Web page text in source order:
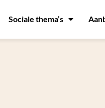
Sociale thema’s